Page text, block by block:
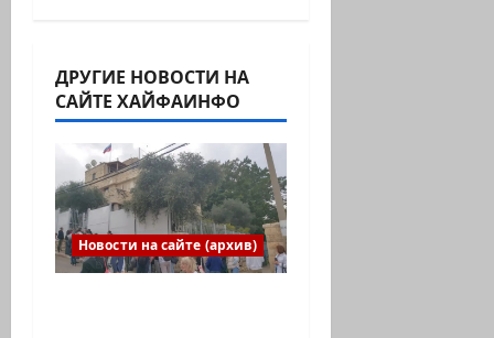
ц
и
я
з
а
ДРУГИЕ НОВОСТИ НА
САЙТЕ ХАЙФАИНФО
Новости на сайте (архив)